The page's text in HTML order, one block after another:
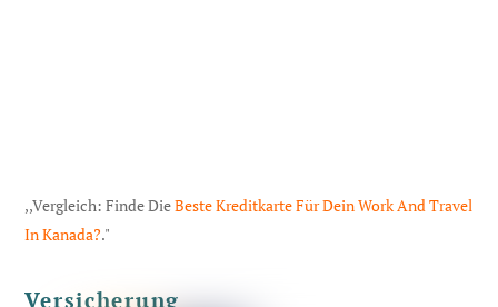
,,Vergleich: Finde DieBeste Kreditkarte Für Dein Work And Travel
In Kanada?."
Versicherung